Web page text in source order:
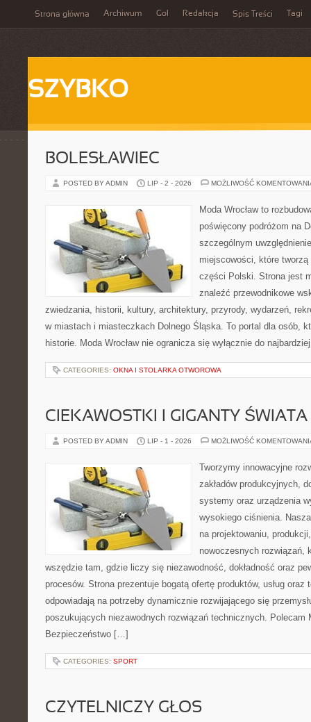
Strona główna Archiwum Gol Redakcja Spis Treści Tagi
SZYBKO
BOLESŁAWIEC
POSTED BY ADMIN LIP - 2 - 2026 MOŻLIWOŚĆ
Moda Wrocław to
poświęcony podróżom na
szczególnym
miejscowości, które
części Polski. Strona jest
znaleźć przewodnikowe
zwiedzania, historii, kultury, architektury, przyrody, wydarzeń,
w miastach i miasteczkach Dolnego Śląska. To portal dla osób,
historie. Moda Wrocław nie ogranicza się wyłącznie do
CATEGORIES: OKNA I STOLARKA OTWOROWA
CIEKAWOSTKI I GIGANTY ŚWIATA
POSTED BY ADMIN LIP - 1 - 2026 MOŻLIWOŚĆ
Tworzymy innowacyjne
zakładów produkcyjnych,
systemy oraz urządzenia
wysokiego ciśnienia.
na projektowaniu,
nowoczesnych rozwiązań,
wszędzie tam, gdzie liczy się niezawodność, dokładność oraz
procesów. Strona prezentuje bogatą ofertę produktów, usług oraz
odpowiadają na potrzeby dynamicznie rozwijającego się
poszukujących niezawodnych rozwiązań technicznych. Polecam
Bezpieczeństwo […]
CATEGORIES: SPORT
CZYTELNICZY GŁOS